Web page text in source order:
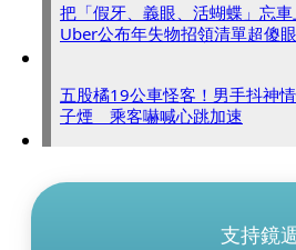
把「假牙、義眼、活蝴蝶」忘
Uber公布年失物招領清單超傻眼
五股橘19公車怪客！男手抖神
子煙 乘客嚇喊心跳加速
支持鏡